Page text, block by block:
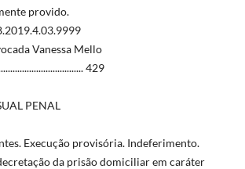
provido.
Vanessa Mello
429
PENAL
Execução provisória. Indeferimento.
da prisão domiciliar em caráter